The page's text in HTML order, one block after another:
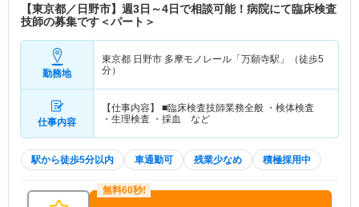
【東京都／日野市】週3日～4日で相談可能！病院にて臨床検査
技師の募集です＜パート＞
勤務地
東京都 日野市 多摩モノレール「万願寺駅」（徒歩5
分）
仕事内容
【仕事内容】 ■臨床検査技師業務全般 ・検体検査
・生理検査 ・採血 など
駅から徒歩5分以内 車通勤可 残業少なめ 積極採用中